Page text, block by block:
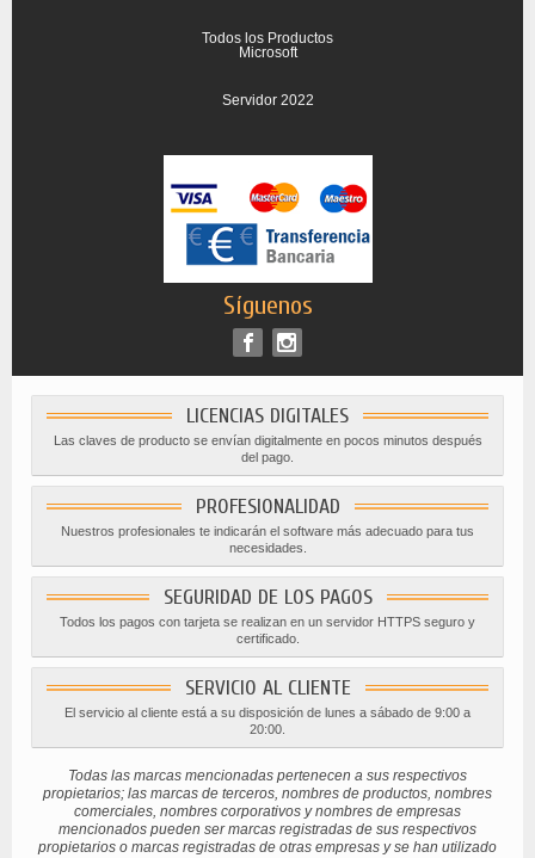
Todos los Productos
Microsoft
Servidor 2022
Síguenos
LICENCIAS DIGITALES
Las claves de producto se envían digitalmente en pocos minutos después
del pago.
PROFESIONALIDAD
Nuestros profesionales te indicarán el software más adecuado para tus
necesidades.
SEGURIDAD DE LOS PAGOS
Todos los pagos con tarjeta se realizan en un servidor HTTPS seguro y
certificado.
SERVICIO AL CLIENTE
El servicio al cliente está a su disposición de lunes a sábado de 9:00 a
20:00.
Todas las marcas mencionadas pertenecen a sus respectivos
propietarios; las marcas de terceros, nombres de productos, nombres
comerciales, nombres corporativos y nombres de empresas
mencionados pueden ser marcas registradas de sus respectivos
propietarios o marcas registradas de otras empresas y se han utilizado